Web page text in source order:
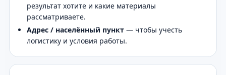
результат хотите и какие материалы
рассматриваете.
Адрес / населённый пункт — чтобы учесть
логистику и условия работы.